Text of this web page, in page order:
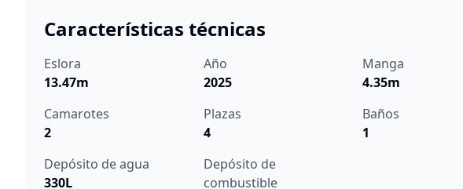
Características técnicas
Eslora
13.47m
Año
2025
Manga
4.35m
Camarotes
2
Plazas
4
Baños
1
Depósito de agua
330L
Depósito de
combustible